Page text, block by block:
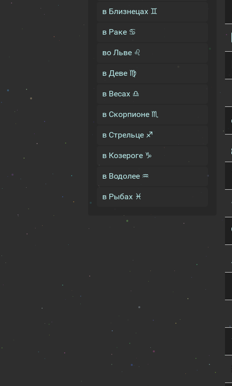
в Близнецах ♊
в Раке ♋
во Льве ♌
в Деве ♍
в Весах ♎
в Скорпионе ♏
в Стрельце ♐
в Козероге ♑
в Водолее ♒
в Рыбах ♓